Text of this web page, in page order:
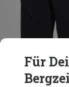
Du sparst 29%
Für